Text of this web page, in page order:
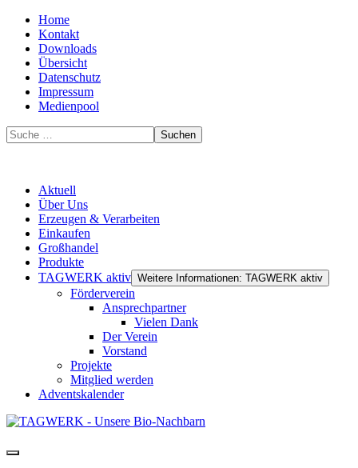
Home
Kontakt
Downloads
Übersicht
Datenschutz
Impressum
Medienpool
Suchen
Aktuell
Über Uns
Erzeugen & Verarbeiten
Einkaufen
Großhandel
Produkte
TAGWERK aktiv Weitere Informationen: TAGWERK aktiv
Förderverein
Ansprechpartner
Vielen Dank
Der Verein
Vorstand
Projekte
Mitglied werden
Adventskalender